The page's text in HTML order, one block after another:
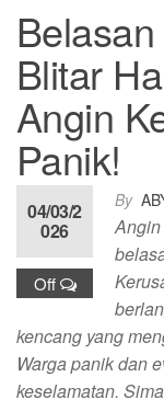
Blitar
Angin
Panik!
By
04/03/2
026
Off
kencang yang
Warga panik dan
keselamatan.